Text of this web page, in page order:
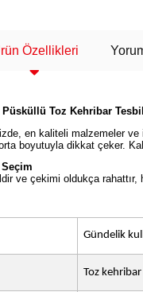
Özellikleri
Püsküllü Toz Kehribar
en kaliteli malzemeler
boyutuyla dikkat çeker.
ve çekimi oldukça rahattır,
Gündelik
Toz